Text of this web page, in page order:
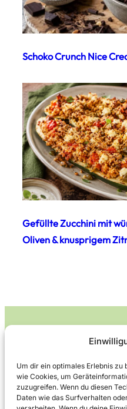
Um dir ein optimales Erlebnis
wie Cookies, um
zuzugreifen. Wenn du diesen
Daten wie das Surfverhalten
Schoko Crunch Nice
Gefüllte Zucchini mit
Oliven & knusprigem
Lecker